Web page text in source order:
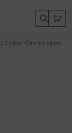
| Cybex Carrito Mios